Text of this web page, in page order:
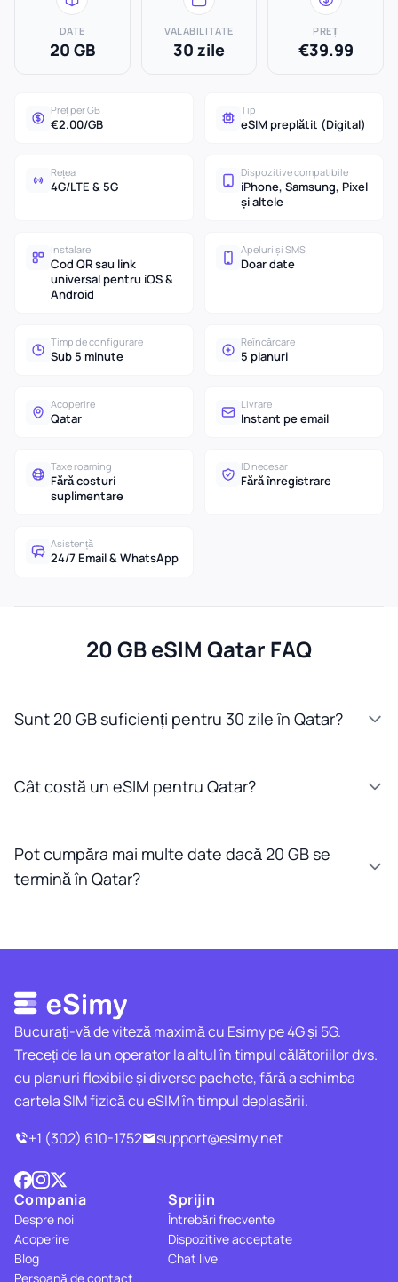
DATE
20 GB
VALABILITATE
30 zile
PREȚ
€39.99
Preț per GB
€2.00/GB
Tip
eSIM preplătit (Digital)
Rețea
4G/LTE & 5G
Dispozitive compatibile
iPhone, Samsung, Pixel
și altele
Instalare
Cod QR sau link
universal pentru iOS &
Android
Apeluri și SMS
Doar date
Timp de configurare
Sub 5 minute
Reîncărcare
5 planuri
Acoperire
Qatar
Livrare
Instant pe email
Taxe roaming
Fără costuri
suplimentare
ID necesar
Fără înregistrare
Asistență
24/7 Email & WhatsApp
20 GB eSIM Qatar FAQ
Sunt 20 GB suficienți pentru 30 zile în Qatar?
Cât costă un eSIM pentru Qatar?
Pot cumpăra mai multe date dacă 20 GB se
termină în Qatar?
Bucurați-vă de viteză maximă cu Esimy pe 4G și 5G.
Treceți de la un operator la altul în timpul călătoriilor dvs.
cu planuri flexibile și diverse pachete, fără a schimba
cartela SIM fizică cu eSIM în timpul deplasării.
+1 (302) 610-1752
support@esimy.net
Compania
Despre noi
Acoperire
Blog
Persoană de contact
Sprijin
Întrebări frecvente
Dispozitive acceptate
Chat live